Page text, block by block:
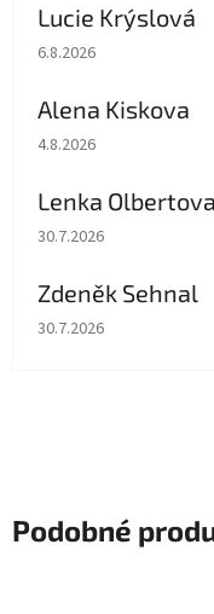
Lucie Krýslová
Hodnocení obchodu
6.8.2026
Alena Kiskova
Hodnocení obchodu
4.8.2026
Lenka Olbertova
Hodnocení obchodu
30.7.2026
Zdeněk Sehnal
Hodnocení obchodu
30.7.2026
Podobné